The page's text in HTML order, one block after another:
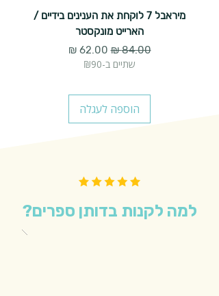
מיראבל 7 לוקחת את הענינים בידיים /
הארייט מונקסטר
מחיר רגיל‏84.00 ‏₪ מחיר מבצע
שתיים ב-₪90
הוספה לעגלה
למה לקנות בדותן ספרים?